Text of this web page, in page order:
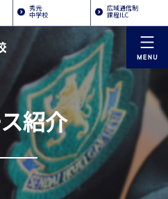
秀光
中学校
広域通信制
課程ILC
紹介